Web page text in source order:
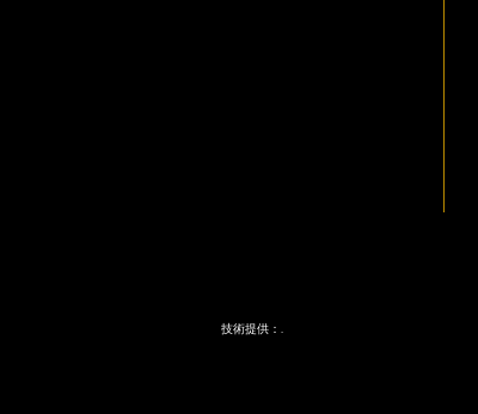
技術提供：